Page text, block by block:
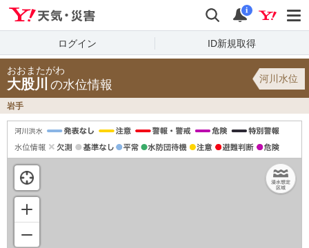
検索 通知
i
ログイン ID新規取得
おおまたがわ
大股川 の水位情報 河川水位
岩手